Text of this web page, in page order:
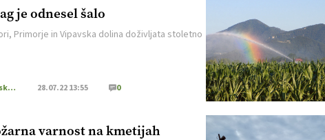
je odnesel šalo
Primorje in Vipavska dolina doživljata stoletno
Kmetijska zemljišča 28.07.22 13:55 0
varnost na kmetijah